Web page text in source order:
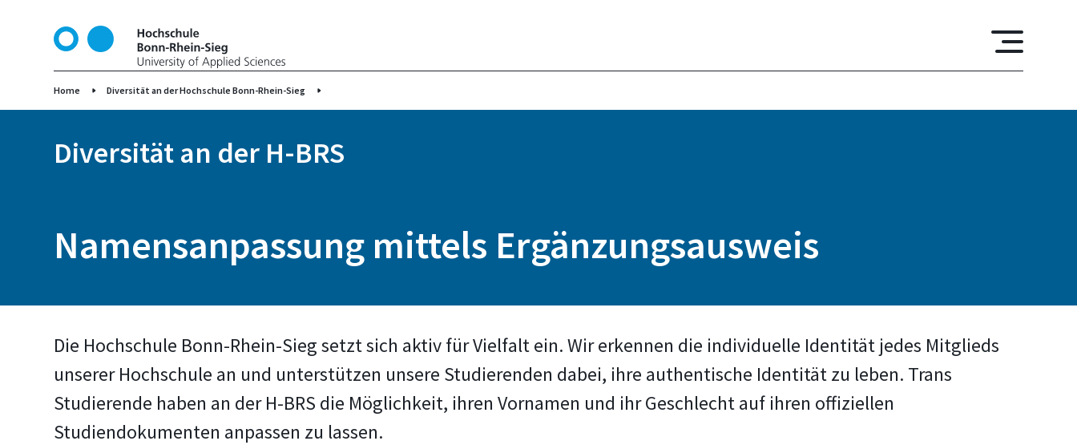
t
Home Diversität an der Hochschule Bonn-Rhein-Sieg
Diversität an der H-BRS
Namensanpassung mittels Ergänzungsausweis
Die Hochschule Bonn-Rhein-Sieg setzt sich aktiv für Vielfalt ein. Wir erkennen die individuelle Identität jedes Mitglieds
unserer Hochschule an und unterstützen unsere Studierenden dabei, ihre authentische Identität zu leben. Trans
Studierende haben an der H-BRS die Möglichkeit, ihren Vornamen und ihr Geschlecht auf ihren offiziellen
Studiendokumenten anpassen zu lassen.